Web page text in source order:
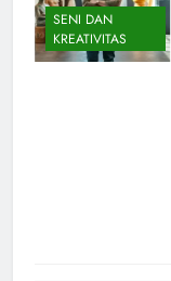
SENI DAN
KREATIVITAS